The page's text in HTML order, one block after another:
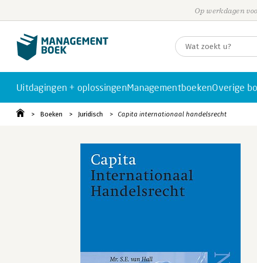
Op werkdagen
Uitdagingen + oplossingenManagementboekenOverige
Boeken Juridisch Capita internationaal handelsrecht